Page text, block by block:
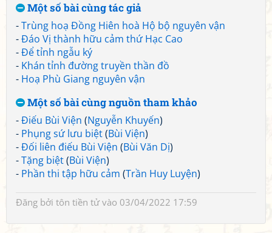
Một số bài cùng tác giả
-Trùng hoạ Đồng Hiên hoà Hộ bộ nguyên vận
-Đáo Vị thành hữu cảm thứ Hạc Cao
-Để tỉnh ngẫu ký
- Khán tỉnh đường truyền thần đồ
- Hoạ Phù Giang nguyên vận
Một số bài cùng nguồn tham khảo
-Điếu Bùi Viện (Nguyễn Khuyến)
- Phụng sứ lưu biệt(Bùi Viện)
-Đối liên điếu Bùi Viện (Bùi Văn Dị)
-Tặng biệt(Bùi Viện)
- Phần thi tập hữu cảm (Trần Huy Luyện)
Đăng bởi tôn tiền tửvào 03/04/2022 17:59